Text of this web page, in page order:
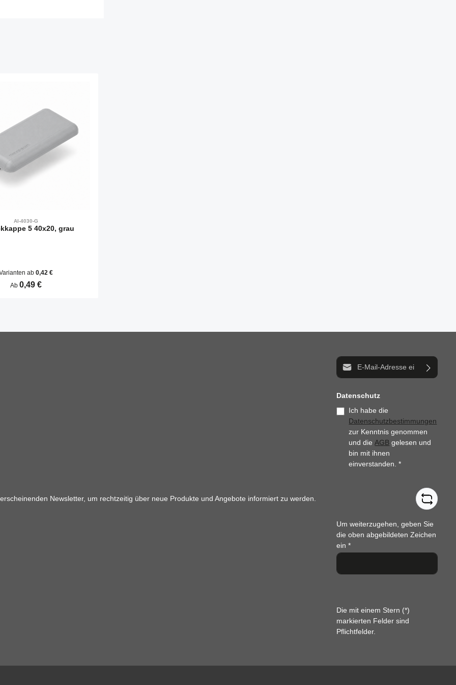
AI-4030-G
5 40x20, grau
ab 0,42 €
Regulärer Preis:
Ab 0,49 €
Newsletter, um rechtzeitig über neue Produkte und Angebote informiert zu werden.
E-Mail-Adresse*
Datenschutz
Ich habe die
Datenschutzbestimmungen
zur Kenntnis genommen
und dieAGB gelesen und
bin mit ihnen
einverstanden.*
Um weiterzugehen, geben Sie
die oben abgebildeten Zeichen
ein*
Die mit einem Stern (*)
markierten Felder sind
Pflichtfelder.